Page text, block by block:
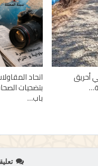
أحريق اتحاد
بتضحيات
باب…